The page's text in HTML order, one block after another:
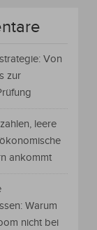
Von
zur
leere
ankommt
Warum
nicht bei